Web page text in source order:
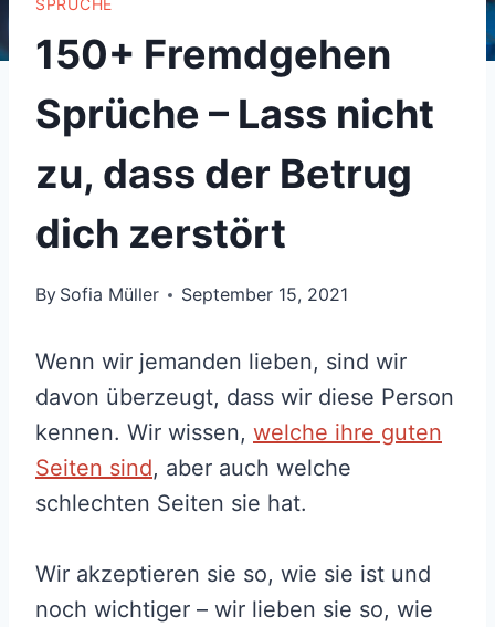
SPRÜCHE
150+ Fremdgehen
Sprüche – Lass nicht
zu, dass der Betrug
dich zerstört
By Sofia Müller September 15, 2021
Wenn wir jemanden lieben, sind wir
davon überzeugt, dass wir diese Person
kennen. Wir wissen, welche ihre guten
Seiten sind, aber auch welche
schlechten Seiten sie hat.
Wir akzeptieren sie so, wie sie ist und
noch wichtiger – wir lieben sie so, wie